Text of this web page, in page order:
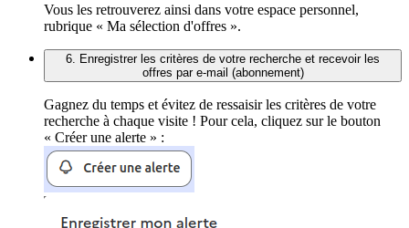
Vous les retrouverez ainsi dans votre espace personnel,
rubrique « Ma sélection d'offres ».
6. Enregistrer les critères de votre recherche et recevoir les
offres par e-mail (abonnement)
Gagnez du temps et évitez de ressaisir les critères de votre
recherche à chaque visite ! Pour cela, cliquez sur le bouton
« Créer une alerte » :